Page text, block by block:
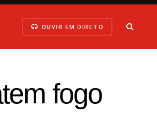
OUVIR EM DIRETO
fogo